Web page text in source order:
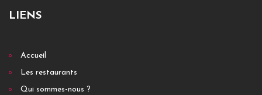
LIENS
Accueil
Les restaurants
Qui sommes-nous ?